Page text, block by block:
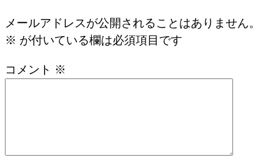
メールアドレスが公開されることはありません。
※ が付いている欄は必須項目です
コメント ※